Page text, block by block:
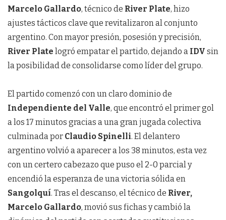
Marcelo Gallardo, técnico de River Plate, hizo
ajustes tácticos clave que revitalizaron al conjunto
argentino. Con mayor presión, posesión y precisión,
River Plate logró empatar el partido, dejando a IDV sin
la posibilidad de consolidarse como líder del grupo.
El partido comenzó con un claro dominio de
Independiente del Valle, que encontró el primer gol
a los 17 minutos gracias a una gran jugada colectiva
culminada por Claudio Spinelli. El delantero
argentino volvió a aparecer a los 38 minutos, esta vez
con un certero cabezazo que puso el 2-0 parcial y
encendió la esperanza de una victoria sólida en
Sangolquí. Tras el descanso, el técnico de River,
Marcelo Gallardo, movió sus fichas y cambió la